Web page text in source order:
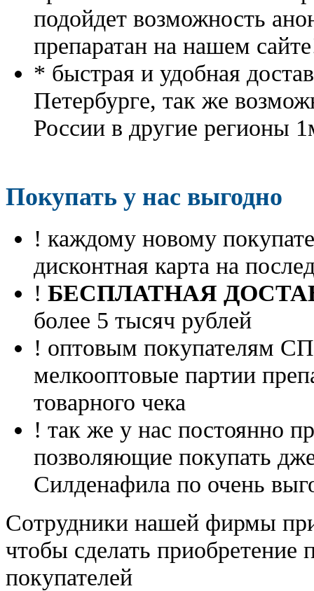
подойдет возможность
препаратан на нашем
* быстрая и удобная
Петербурге, так же
России в другие регионы
Покупать у нас выгодно
! каждому новому
дисконтная карта на
! БЕСПЛАТНАЯ
более 5 тысяч рублей
! оптовым покупателям
мелкооптовые партии
товарного чека
! так же у нас постоянно
позволяющие покупать
Силденафила по очень
Cотрудники нашей фирмы
чтобы сделать приобретение
покупателей